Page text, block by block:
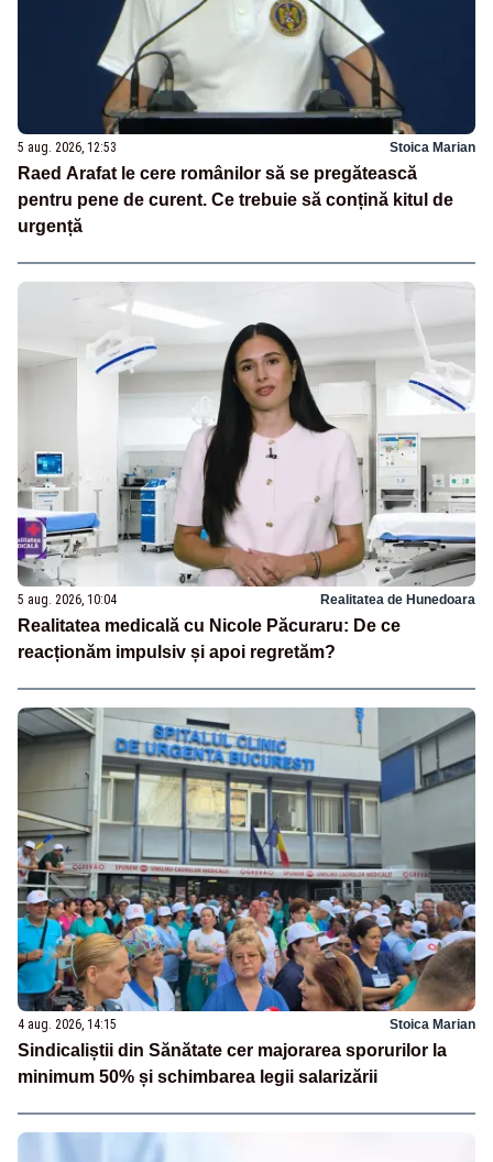
5 aug. 2026, 12:53 Stoica Marian
Raed Arafat le cere românilor să se pregătească
pentru pene de curent. Ce trebuie să conțină kitul de
urgență
5 aug. 2026, 10:04 Realitatea de Hunedoara
Realitatea medicală cu Nicole Păcuraru: De ce
reacționăm impulsiv și apoi regretăm?
4 aug. 2026, 14:15 Stoica Marian
Sindicaliștii din Sănătate cer majorarea sporurilor la
minimum 50% și schimbarea legii salarizării